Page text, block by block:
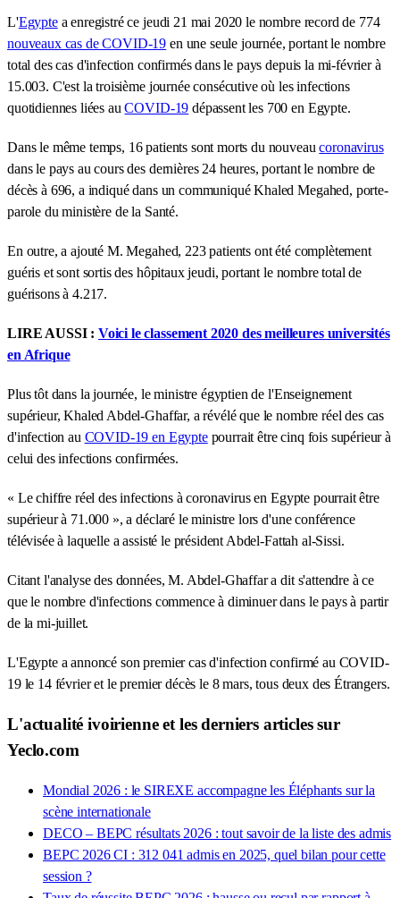
L'Egyptea enregistré ce jeudi 21 mai 2020 le nombre record de 774
nouveaux cas de COVID-19 en une seule journée, portant le nombre
total des cas d'infection confirmés dans le pays depuis la mi-février à
15.003. C'est la troisième journée consécutive où les infections
quotidiennes liées auCOVID-19 dépassent les 700 en Egypte.
Dans le même temps, 16 patients sont morts du nouveaucoronavirus
dans le pays au cours des dernières 24 heures, portant le nombre de
décès à 696, a indiqué dans un communiqué Khaled Megahed, porte-
parole du ministère de la Santé.
En outre, a ajouté M. Megahed, 223 patients ont été complètement
guéris et sont sortis des hôpitaux jeudi, portant le nombre total de
guérisons à 4.217.
LIRE AUSSI : Voici le classement 2020 des meilleures universités
en Afrique
Plus tôt dans la journée, le ministre égyptien de l'Enseignement
supérieur, Khaled Abdel-Ghaffar, a révélé que le nombre réel des cas
d'infection au COVID-19 en Egyptepourrait être cinq fois supérieur à
celui des infections confirmées.
« Le chiffre réel des infections à coronavirus en Egypte pourrait être
supérieur à 71.000 », a déclaré le ministre lors d'une conférence
télévisée à laquelle a assisté le président Abdel-Fattah al-Sissi.
Citant l'analyse des données, M. Abdel-Ghaffar a dit s'attendre à ce
que le nombre d'infections commence à diminuer dans le pays à partir
de la mi-juillet.
L'Egypte a annoncé son premier cas d'infection confirmé au COVID-
19 le 14 février et le premier décès le 8 mars, tous deux des Étrangers.
L'actualité ivoirienne et les derniers articles sur
Yeclo.com
Mondial 2026 : le SIREXE accompagne les Éléphants sur la
scène internationale
DECO – BEPC résultats 2026 : tout savoir de la liste des admis
BEPC 2026 CI : 312 041 admis en 2025, quel bilan pour cette
session ?